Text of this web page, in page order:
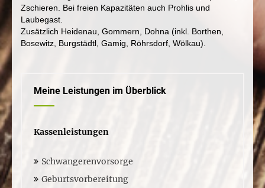
Zschieren. Bei freien Kapazitäten auch Prohlis und
Laubegast.
Zusätzlich Heidenau, Gommern, Dohna (inkl. Borthen,
Bosewitz, Burgstädtl, Gamig, Röhrsdorf, Wölkau).
Meine Leistungen im Überblick
Kassenleistungen
Schwangerenvorsorge
Geburtsvorbereitung